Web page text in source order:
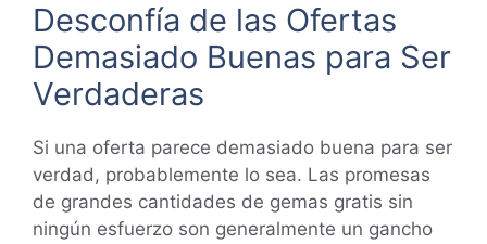
Desconfía de las Ofertas
Demasiado Buenas para Ser
Verdaderas
Si una oferta parece demasiado buena para ser
verdad, probablemente lo sea. Las promesas
de grandes cantidades de gemas gratis sin
ningún esfuerzo son generalmente un gancho